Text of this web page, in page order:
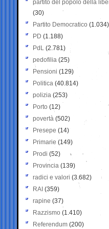
partito del popolo della
(30)
Partito Democratico (1.034)
PD (1.188)
PdL (2.781)
pedofilia (25)
Pensioni (129)
Politica (40.814)
polizia (253)
Porto (12)
povertà (502)
Presepe (14)
Primarie (149)
Prodi (52)
Provincia (139)
radici e valori (3.682)
RAI (359)
rapine (37)
Razzismo (1.410)
Referendum (200)